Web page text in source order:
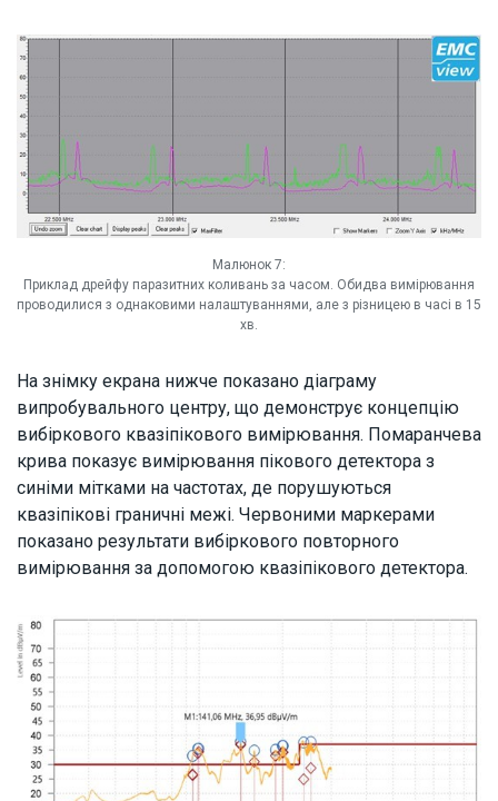
Малюнок 7:
Приклад дрейфу паразитних коливань за часом. Обидва вимірювання
проводилися з однаковими налаштуваннями, але з різницею в часі в 15
хв.
На знімку екрана нижче показано діаграму
випробувального центру, що демонструє концепцію
вибіркового квазіпікового вимірювання. Помаранчева
крива показує вимірювання пікового детектора з
синіми мітками на частотах, де порушуються
квазіпікові граничні межі. Червоними маркерами
показано результати вибіркового повторного
вимірювання за допомогою квазіпікового детектора.